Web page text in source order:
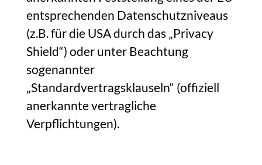
entsprechenden Datenschutzniveaus
(z.B. für die USA durch das „Privacy
Shield“) oder unter Beachtung
sogenannter
„Standardvertragsklauseln“ (offiziell
anerkannte vertragliche
Verpflichtungen).